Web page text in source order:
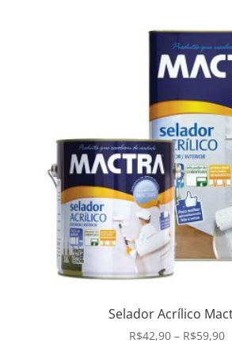
R$105,90.
Selador Acrílico
R$42,90 – R$59,90